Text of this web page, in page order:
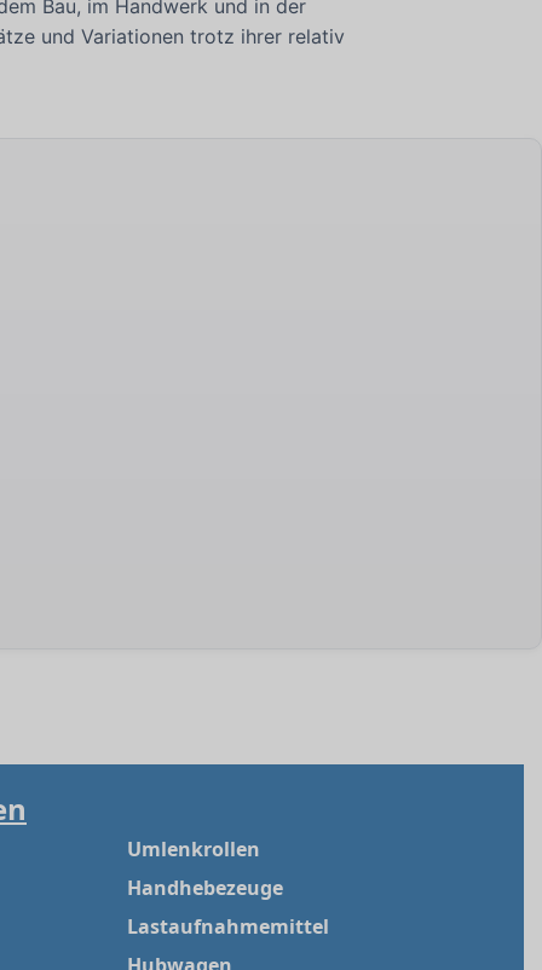
Bau, im Handwerk und in der
und Variationen trotz ihrer relativ
Umlenkrollen
Handhebezeuge
Lastaufnahmemittel
Hubwagen